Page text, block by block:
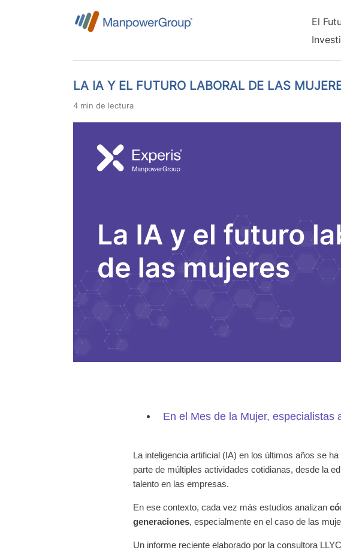
El
LA IA Y EL FUTURO LABORAL DE LAS
4 min de lectura
En el Mes de la Mujer, especialistas
La inteligencia artificial (IA) en los últimos años se
parte de múltiples actividades cotidianas, desde la
talento en las empresas.
En ese contexto, cada vez más estudios analizan
generaciones, especialmente en el caso de las
Un informe reciente elaborado por la consultora